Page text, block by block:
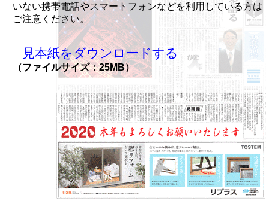
いない携帯電話やスマートフォンなどを利用している方は
ご注意ください。
見本紙をダウンロードする
（ファイルサイズ：25MB）